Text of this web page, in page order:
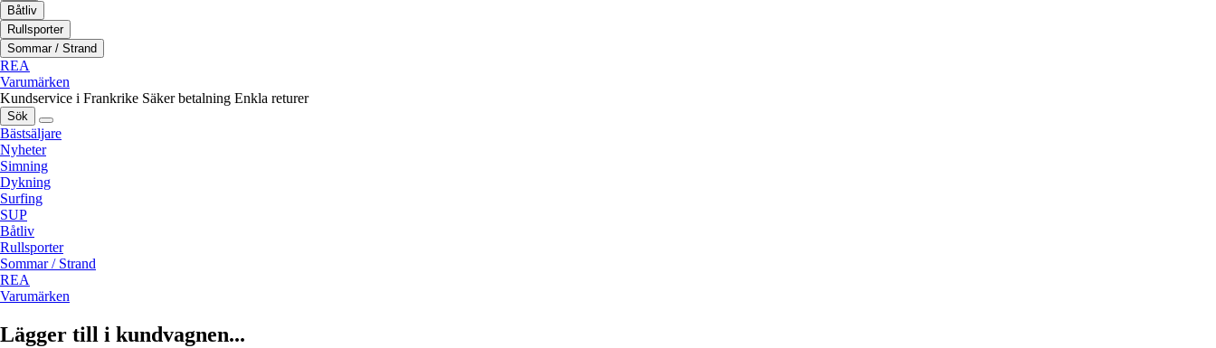
Båtliv
Rullsporter
Sommar / Strand
REA
Varumärken
Kundservice i Frankrike Säker betalning Enkla returer
Sök
Bästsäljare
Nyheter
Simning
Dykning
Surfing
SUP
Båtliv
Rullsporter
Sommar / Strand
REA
Varumärken
Lägger till i kundvagnen...